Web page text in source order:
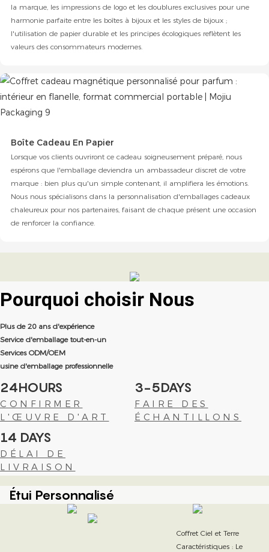
la marque, les impressions de logo et les doublures exclusives pour une
harmonie parfaite entre les boîtes à bijoux et les styles de bijoux ;
l'utilisation de papier durable et les principes écologiques reflètent les
valeurs des consommateurs modernes.
Boîte Cadeau En Papier
Lorsque vos clients ouvriront ce cadeau soigneusement préparé, nous
espérons que l'emballage deviendra un ambassadeur discret de votre
marque : bien plus qu'un simple contenant, il amplifiera les émotions.
Nous nous spécialisons dans la personnalisation d'emballages cadeaux
chaleureux pour nos partenaires, faisant de chaque présent une occasion
de renforcer la confiance.
Pourquoi choisir Nous
Plus de 20 ans d'expérience
Service d'emballage tout-en-un
Services ODM/OEM
usine d'emballage professionnelle
24HOURS
CONFIRMER
L'ŒUVRE D'ART
3-5DAYS
FAIRE DES
ÉCHANTILLONS
14 DAYS
DÉLAI DE
LIVRAISON
Étui Personnalisé
Coffret Ciel et Terre
Caractéristiques : Le